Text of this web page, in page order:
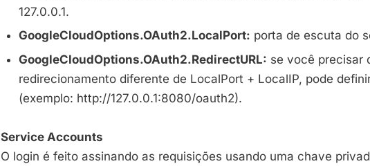
127.0.0.1.
GoogleCloudOptions.OAuth2.LocalPort: porta de escuta do
GoogleCloudOptions.OAuth2.RedirectURL: se você precisar
redirecionamento diferente de LocalPort + LocalIP, pode
(exemplo: http://127.0.0.1:8080/oauth2).
Service Accounts
O login é feito assinando as requisições usando uma chave